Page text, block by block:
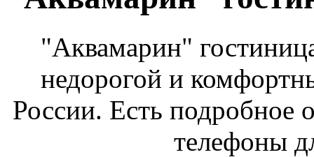
"Аквамарин"
недорогой и
России. Есть подробное
телефоны